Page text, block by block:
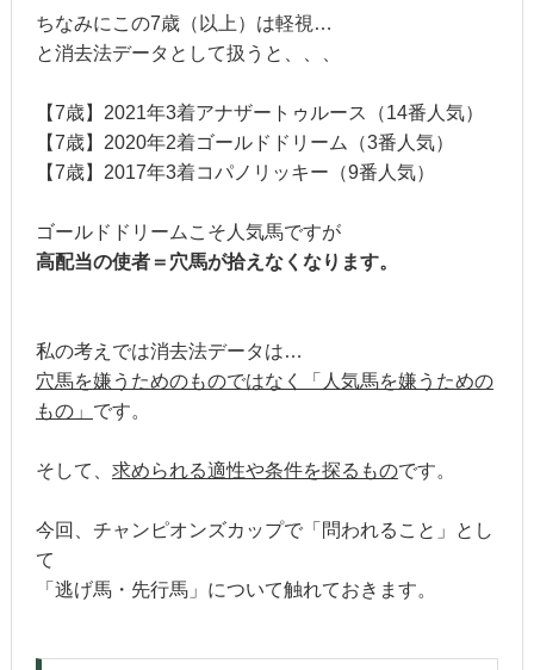
ちなみにこの7歳（以上）は軽視…
と消去法データとして扱うと、、、
【7歳】2021年3着アナザートゥルース（14番人気）
【7歳】2020年2着ゴールドドリーム（3番人気）
【7歳】2017年3着コパノリッキー（9番人気）
ゴールドドリームこそ人気馬ですが
高配当の使者＝穴馬が拾えなくなります。
私の考えでは消去法データは…
穴馬を嫌うためのものではなく「人気馬を嫌うための
もの」 です。
そして、 求められる適性や条件を探るものです。
今回、チャンピオンズカップで「問われること」とし
て
「逃げ馬・先行馬」について触れておきます。